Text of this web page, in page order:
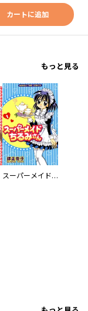
カートに追加
もっと見る
スーパーメイドちるみさん